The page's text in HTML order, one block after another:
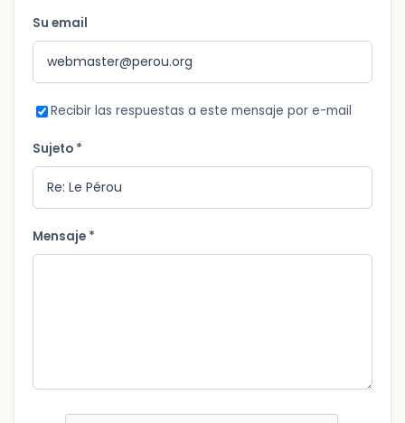
Su email
Recibir las respuestas a este mensaje por e-mail
Sujeto *
Mensaje *